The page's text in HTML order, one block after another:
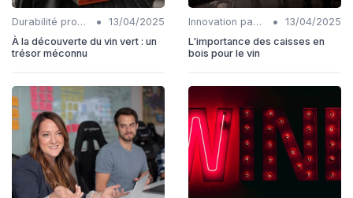
Durabilité production •
13/04/2025
À la découverte du vin vert : un
trésor méconnu
Innovation packaging •
13/04/2025
L'importance des caisses en
bois pour le vin